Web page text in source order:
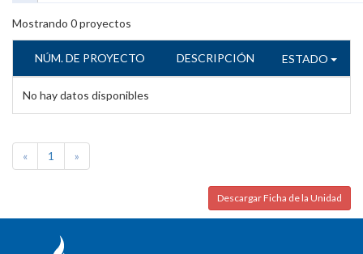
Mostrando 0proyectos
NÚM. DE PROYECTO DESCRIPCIÓN ESTADO
No hay datos disponibles
« 1 »
Descargar Ficha de la Unidad